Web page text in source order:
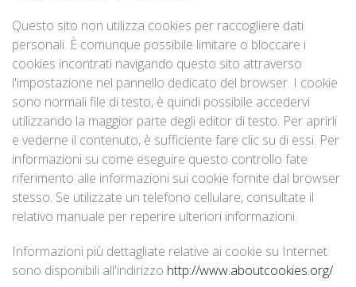
Questo sito non utilizza cookies per raccogliere dati
personali. È comunque possibile limitare o bloccare i
cookies incontrati navigando questo sito attraverso
l'impostazione nel pannello dedicato del browser. I cookie
sono normali file di testo, è quindi possibile accedervi
utilizzando la maggior parte degli editor di testo. Per aprirli
e vederne il contenuto, è sufficiente fare clic su di essi. Per
informazioni su come eseguire questo controllo fate
riferimento alle informazioni sui cookie fornite dal browser
stesso. Se utilizzate un telefono cellulare, consultate il
relativo manuale per reperire ulteriori informazioni.
Informazioni più dettagliate relative ai cookie su Internet
sono disponibili all'indirizzo http://www.aboutcookies.org/